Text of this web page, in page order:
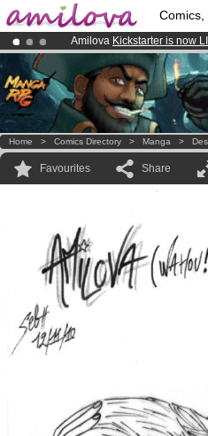
Comics,
Amilova Kickstarter is now
Premium membership from
Already 100000members
Home > Comics Directory > Manga >
Favourites Share